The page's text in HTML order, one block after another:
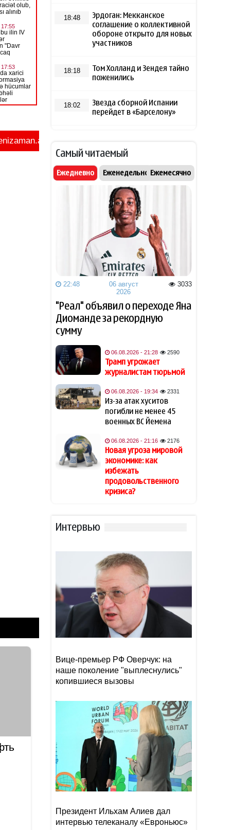
18:48
Эрдоган: Мекканское
соглашение о коллективной
обороне открыто для новых
участников
18:18
Том Холланд и Зендея тайно
поженились
18:02
Звезда сборной Испании
перейдет в «Барселону»
желтое предупреждение из-
за сильного ветра
СМИ раскрыли, как Холланд и
Зендея скрыли свадьбу за
полмиллиона фунтов
Зеленский признал тяжелое
положение ВСУ под
Экономист высказался о
требовании Европы к
Турции раскрывать
происхождение газа
16:55
В Германии назвали
16:40
В некоторых районах
Азербайджана усилится
ветер
16:37
Трамп заявил, что может
превратить Швейцарию в
16:12
Обнародованы результаты
экзамена на выявление
способностей по
специальности
«Журналистика»
стать последним
президентом-
Лукашенко рассказал о
своей ностальгии по
временам СССР
15:25
Трамп высмеял владельцев
электромобилей и сравнил
их с больными
Самый читаемый
Ежедневно Еженедельно Ежемесячно
22:48
06 август
2026
3033
"Реал" объявил о переходе Яна
Диоманде за рекордную
сумму
06.08.2026 - 21:28 2590
Трамп угрожает
журналистам тюрьмой
06.08.2026 - 19:34 2331
Из-за атак хуситов
погибли не менее 45
военных ВС Йемена
06.08.2026 - 21:16 2176
Новая угроза мировой
экономике: как
избежать
продовольственного
кризиса?
Интервью
Вице-премьер РФ Оверчук: на
наше поколение "выплеснулись"
копившиеся вызовы
Президент Ильхам Алиев дал
интервью телеканалу «Евроньюс»